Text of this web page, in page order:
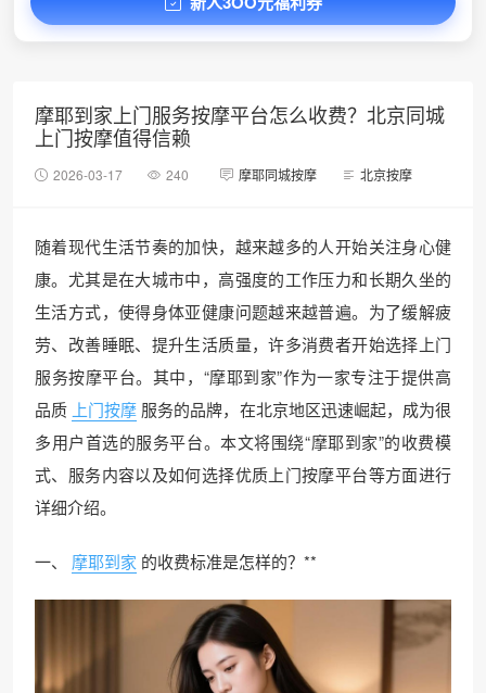
摩耶到家上门服务按摩平台怎么收费？北京同城
上门按摩值得信赖
2026-03-17 240 摩耶同城按摩 北京按摩
随着现代生活节奏的加快，越来越多的人开始关注身心健
康。尤其是在大城市中，高强度的工作压力和长期久坐的
生活方式，使得身体亚健康问题越来越普遍。为了缓解疲
劳、改善睡眠、提升生活质量，许多消费者开始选择上门
服务按摩平台。其中，“摩耶到家”作为一家专注于提供高
品质 上门按摩 服务的品牌，在北京地区迅速崛起，成为很
多用户首选的服务平台。本文将围绕“摩耶到家”的收费模
式、服务内容以及如何选择优质上门按摩平台等方面进行
详细介绍。
一、 摩耶到家 的收费标准是怎样的？**